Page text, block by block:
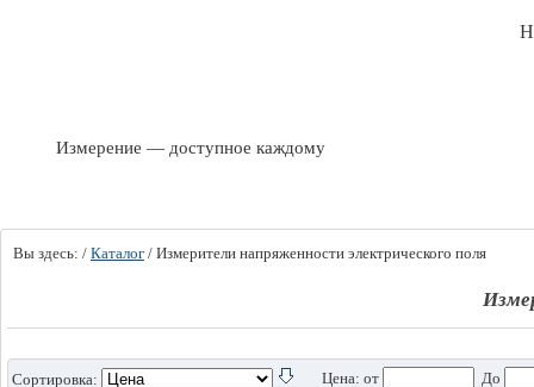
Измерение — доступное каждому
Вы здесь: / Каталог / Измерители напряженности электрического поля
Сортировка: Цена: от До